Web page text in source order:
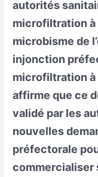
autorités
microfiltration à
microbisme de
injonction
microfiltration à
affirme que ce
validé par les
nouvelles
préfectorale
commercialiser